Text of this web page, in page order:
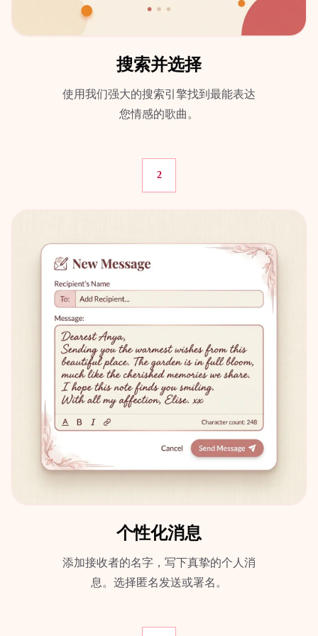
搜索并选择
使用我们强大的搜索引擎找到最能表达
您情感的歌曲。
2
个性化消息
添加接收者的名字，写下真挚的个人消
息。选择匿名发送或署名。